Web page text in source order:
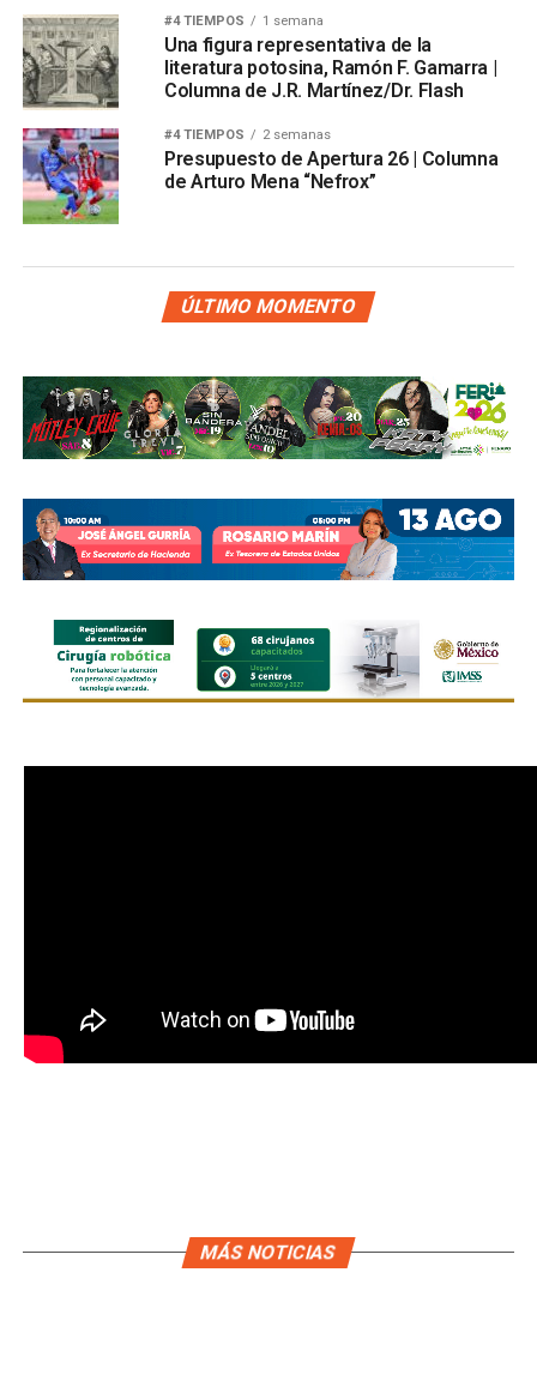
#4 TIEMPOS 1 semana
Una figura representativa de la
literatura potosina, Ramón F. Gamarra |
Columna de J.R. Martínez/Dr. Flash
#4 TIEMPOS 2 semanas
Presupuesto de Apertura 26 | Columna
de Arturo Mena “Nefrox”
ÚLTIMO MOMENTO
MÁS NOTICIAS